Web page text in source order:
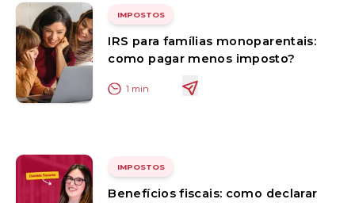
IMPOSTOS
IRS para famílias monoparentais:
como pagar menos imposto?
1 min
IMPOSTOS
Benefícios fiscais: como declarar